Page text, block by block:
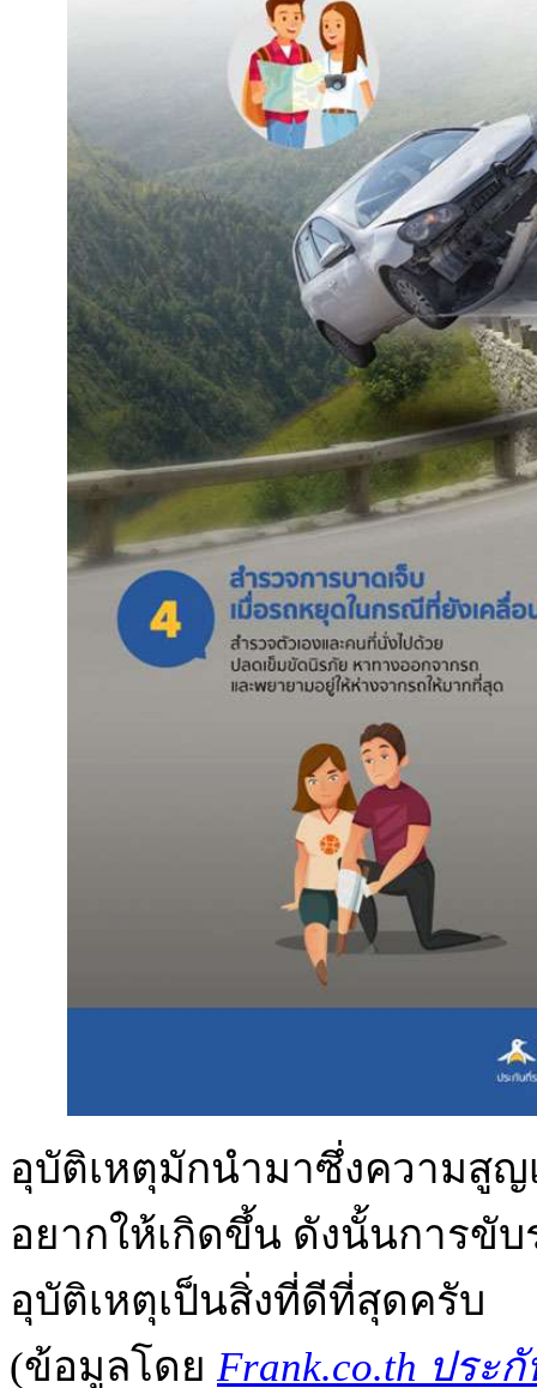
อุบัติเหตุมักนำมาซึ่งความสู
อยากให้เกิดขึ้น ดังนั้นการขั
อุบัติเหตุเป็นสิ่งที่ดีที่สุดครับ
(ข้อมูลโดย Frank.co.th ประ